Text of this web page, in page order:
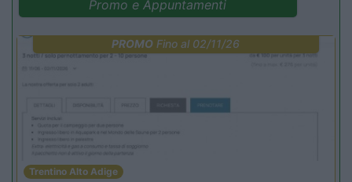
Promo e Appuntamenti
PROMO Fino al 02/11/26
Trentino Alto Adige